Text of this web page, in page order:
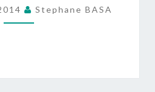
VUE
DE
Stephane BASA